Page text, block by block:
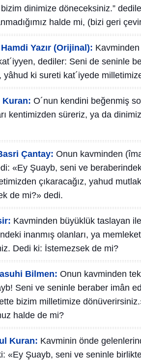
dinimize döneceksiniz.”
halde mi, (bizi geri
Hamdi Yazır (Orijinal):
dediler: Seni de seninle
yâhud ki sureti kat´iyede
Kuran: O´nun kendini beğenmiş
kentimizden süreriz, ya da
Çantay: Onun kavminden
«Ey Şuayb, seni ve
çıkaracağız, yahud
de mi?» dedi.
Kavminden büyüklük taslayan
inanmış olanları, ya
Dedi ki: İstemezsek de mi?
Bilmen: Onun kavminden
Seni ve seninle beraber imân
bizim milletimize
halde de mi?
Kuran: Kavminin önde
«Ey Şuayb, seni ve seninle